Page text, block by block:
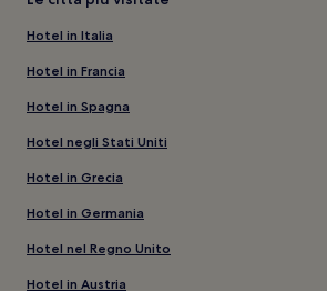
Hotel in Italia
Hotel in Francia
Hotel in Spagna
Hotel negli Stati Uniti
Hotel in Grecia
Hotel in Germania
Hotel nel Regno Unito
Hotel in Austria